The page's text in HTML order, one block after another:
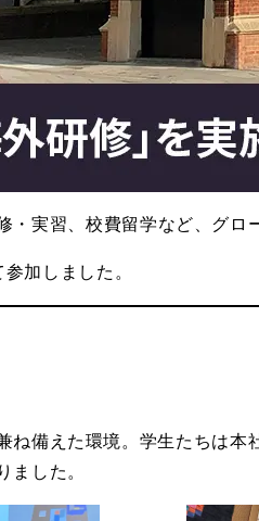
実習、校費留学など、グロ
加しました。
備えた環境。学生たちは
ました。